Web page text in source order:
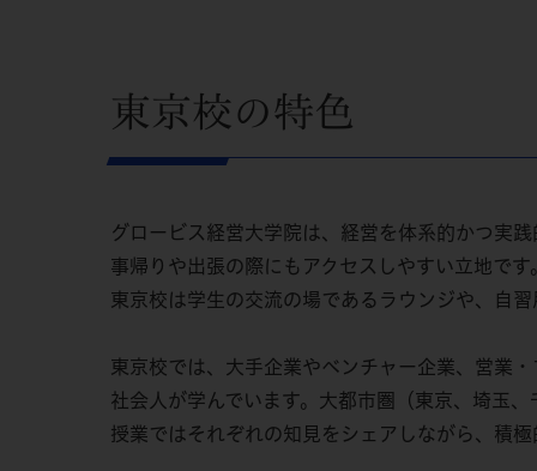
東京校の特色
グロービス経営大学院は、経営を体系的かつ実
事帰りや出張の際にもアクセスしやすい立地です
東京校は学生の交流の場であるラウンジや、自
東京校では、大手企業やベンチャー企業、営業
社会人が学んでいます。大都市圏（東京、埼玉
授業ではそれぞれの知見をシェアしながら、積